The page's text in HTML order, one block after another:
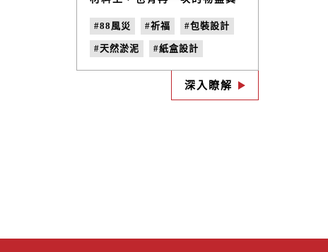
的美好事物，就這麼給掩埋於
無盡的沙土中，『祈福』這項
作品，以天然的淤泥，作為主
體與包裝木盒間的緩衝。
#88風災 #祈福 #包裝設計
#天然淤泥 #紙盒設計
深入瞭解